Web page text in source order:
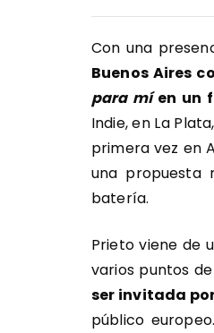
Con una
Buenos Aires
para míen un
Indie, en La
primera vez en
una propuesta
batería.
Prieto viene de
varios puntos
ser invitada
público